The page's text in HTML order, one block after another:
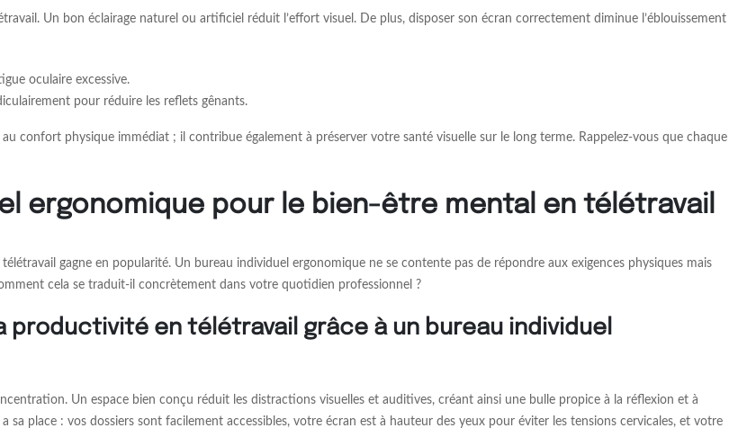
Un bon éclairage naturel ou artificiel réduit l’effort visuel. De plus, disposer son écran correctement diminue l’éblouissement
oculaire excessive.
pour réduire les reflets gênants.
confort physique immédiat ; il contribue également à préserver votre santé visuelle sur le long terme. Rappelez-vous que chaque
ergonomique pour le bien-être mental en télétravail
gagne en popularité. Un bureau individuel ergonomique ne se contente pas de répondre aux exigences physiques mais
cela se traduit-il concrètement dans votre quotidien professionnel ?
en télétravail grâce à un bureau individuel
Un espace bien conçu réduit les distractions visuelles et auditives, créant ainsi une bulle propice à la réflexion et à
sa place : vos dossiers sont facilement accessibles, votre écran est à hauteur des yeux pour éviter les tensions cervicales, et votre